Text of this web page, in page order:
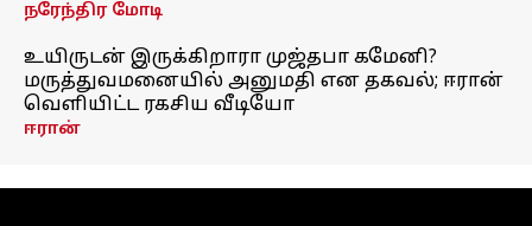
நரேந்திர மோடி
உயிருடன் இருக்கிறாரா முஜ்தபா கமேனி?
மருத்துவமனையில் அனுமதி என தகவல்; ஈரான்
வெளியிட்ட ரகசிய வீடியோ
ஈரான்